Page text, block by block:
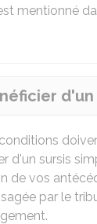
mentionné
d'un
d'un sursis
de vos
par le